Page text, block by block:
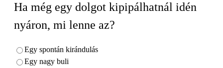
Ha még egy dolgot kipipálhatnál idén
nyáron, mi lenne az?
Egy spontán kirándulás
Egy nagy buli